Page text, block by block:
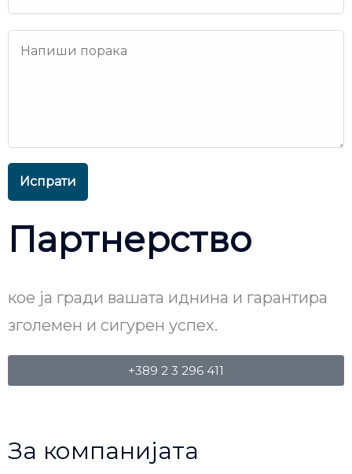
Испрати
Партнерство
кое ја гради вашата иднина и гарантира
зголемен и сигурен успех.
+389 2 3 296 411
За компанијата